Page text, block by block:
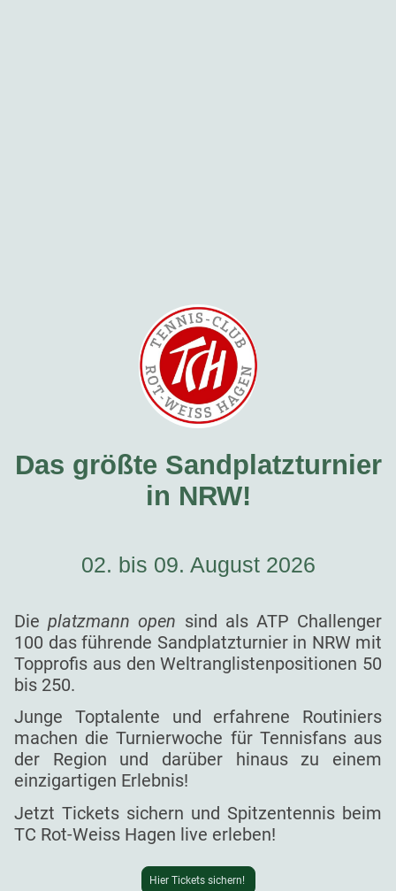
Das größte Sandplatzturnier
in NRW!
02. bis 09. August 2026
Dieplatzmann open sind als ATP Challenger
100 das führende Sandplatzturnier in NRW mit
Topprofis aus den Weltranglistenpositionen 50
bis 250.
Junge Toptalente und erfahrene Routiniers
machen die Turnierwoche für Tennisfans aus
der Region und darüber hinaus zu einem
einzigartigen Erlebnis!
Jetzt Tickets sichern und Spitzentennis beim
TC Rot-Weiss Hagen live erleben!
Hier Tickets sichern!